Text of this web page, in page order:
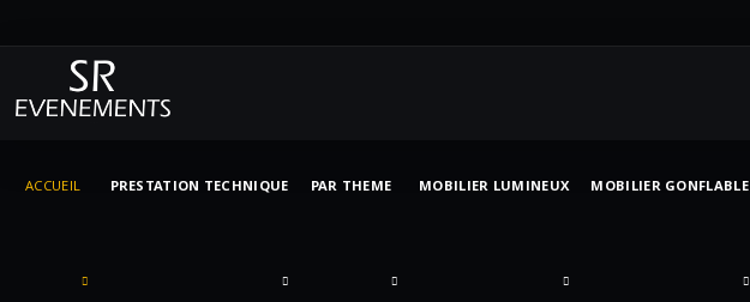
ACCUEIL PRESTATION TECHNIQUE PAR THEME MOBILIER LUMINEUX MOBILIER GONFLABLE